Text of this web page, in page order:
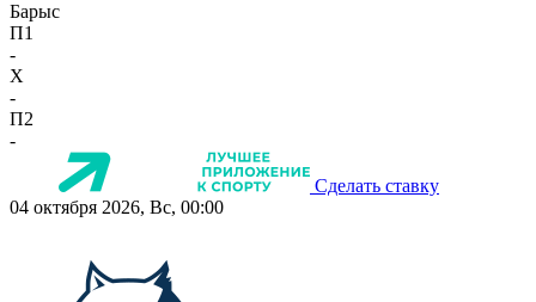
Барыс
П1
-
X
-
П2
-
Сделать ставку
04 октября 2026, Вс, 00:00